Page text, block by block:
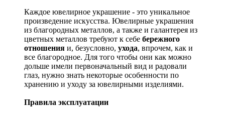
Каждое ювелирное украшение - это уникальное
произведение искусства. Ювелирные украшения
из благородных металлов, а также и галантерея из
цветных металлов требуют к себе бережного
отношения и, безусловно, ухода, впрочем, как и
все благородное. Для того чтобы они как можно
дольше имели первоначальный вид и радовали
глаз, нужно знать некоторые особенности по
хранению и уходу за ювелирными изделиями.
Правила эксплуатации